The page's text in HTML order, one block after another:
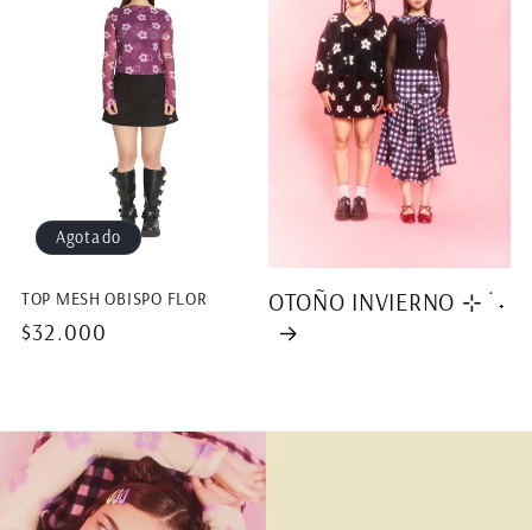
Agotado
TOP MESH OBISPO FLOR
Precio
$32.000
OTOÑO INVIERNO ⊹ ࣪ ˖